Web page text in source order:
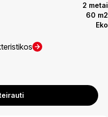
2 metai
60 m2
Eko